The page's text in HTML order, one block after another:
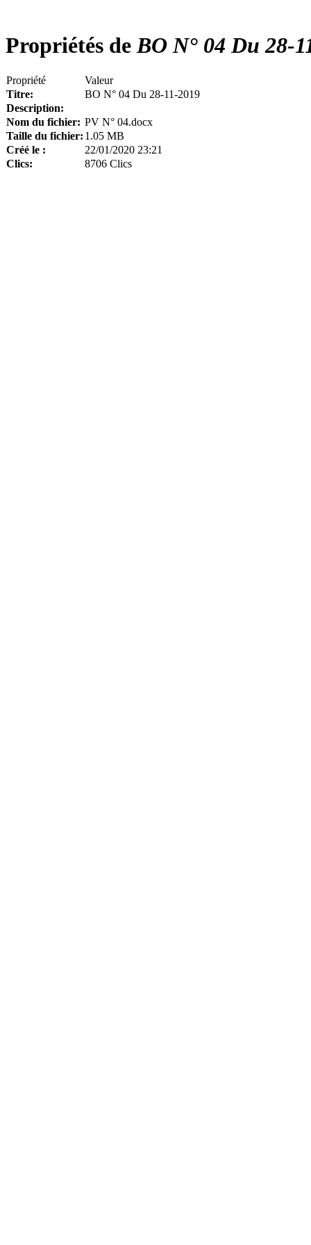
Propriétés deBO N° 04 Du 28-
Propriété
Valeur
Titre:
BO N° 04 Du 28-11-2019
Description:
Nom du fichier: PV N° 04.docx
Taille du fichier: 1.05 MB
Créé le :
22/01/2020 23:21
Clics:
8706 Clics